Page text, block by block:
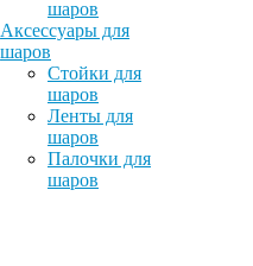
шаров
Аксессуары для
шаров
Стойки для
шаров
Ленты для
шаров
Палочки для
шаров